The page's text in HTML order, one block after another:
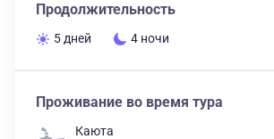
Продолжительность
5 дней 4 ночи
Проживание во время тура
Каюта